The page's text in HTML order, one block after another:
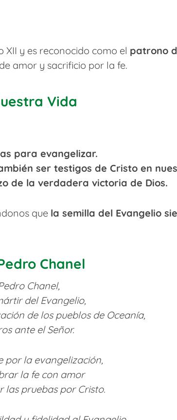
XII y es reconocido como el patrono
amor y sacrificio por la fe.
Vida
para evangelizar.
ser testigos de Cristo en
de la verdadera victoria de Dios.
que la semilla del Evangelio
Chanel
Chanel,
del Evangelio,
de los pueblos de Oceanía,
ante el Señor.
por la evangelización,
la fe con amor
pruebas por Cristo.